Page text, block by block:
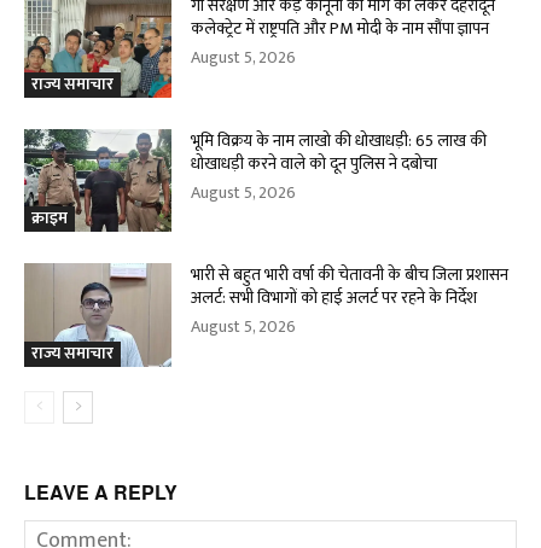
राज्य समाचार
कलेक्ट्रेट में राष्ट्रपति और PM मोदी के नाम सौंपा ज्ञापन
August 5, 2026
क्राइम
भूमि विक्रय के नाम लाखो की धोखाधड़ी: 65 लाख की
धोखाधड़ी करने वाले को दून पुलिस ने दबोचा
August 5, 2026
राज्य समाचार
भारी से बहुत भारी वर्षा की चेतावनी के बीच जिला प्रशासन
अलर्ट: सभी विभागों को हाई अलर्ट पर रहने के निर्देश
August 5, 2026
LEAVE A REPLY